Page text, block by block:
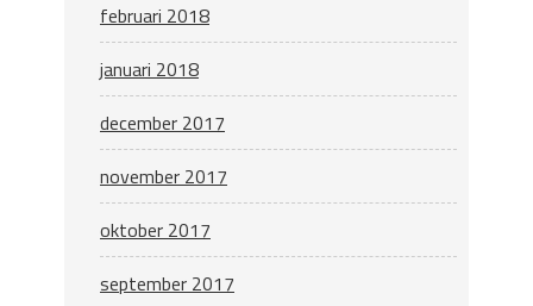
februari 2018
januari 2018
december 2017
november 2017
oktober 2017
september 2017